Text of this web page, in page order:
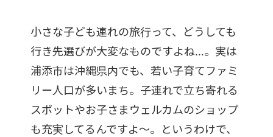
小さな子ども連れの旅行って、どうしても
行き先選びが大変なものですよね…。実は
浦添市は沖縄県内でも、若い子育てファミ
リー人口が多いまち。子連れで立ち寄れる
スポットやお子さまウェルカムのショップ
も充実してるんですよ〜。というわけで、